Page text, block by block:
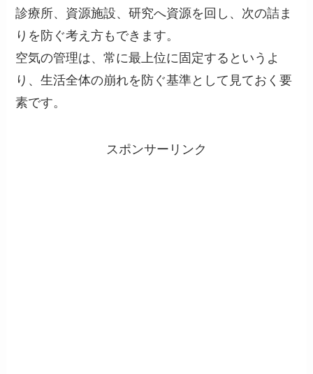
診療所、資源施設、研究へ資源を回し、次の詰ま
りを防ぐ考え方もできます。
空気の管理は、常に最上位に固定するというよ
り、生活全体の崩れを防ぐ基準として見ておく要
素です。
スポンサーリンク